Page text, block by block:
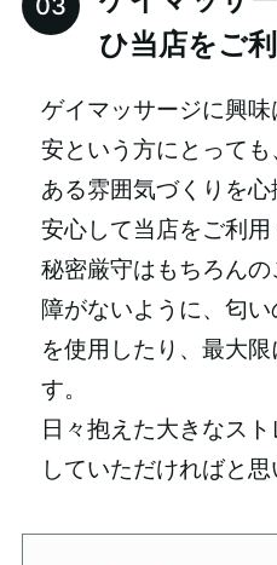
ひ当店をご
ゲイマッサージに興
安という方にとって
ある雰囲気づくりを心
安心して当店をご利用
秘密厳守はもちろん
障がないように、匂
を使用したり、最大
す。
日々抱えた大きなス
していただければと思